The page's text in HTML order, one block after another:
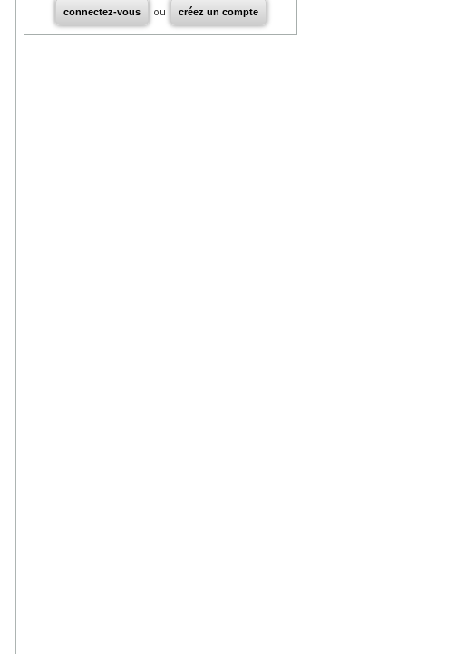
connectez-vous ou créez un compte